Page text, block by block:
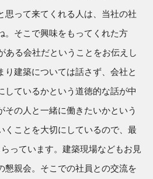
思って来てくれる人は、当社の社
。そこで興味をもってくれた方
ある会社だということをお伝えし
り建築については話さず、会社と
しているかという道徳的な話が中
その人と一緒に働きたいかという
くことを大切にしているので、最
っています。建築現場などもお見
懇親会。そこでの社員との交流を